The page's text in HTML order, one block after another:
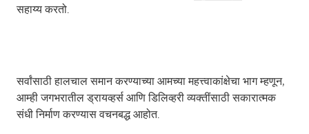
सहाय्य करतो.
सर्वांसाठी हालचाल समान करण्याच्या आमच्या महत्त्वाकांक्षेचा भाग म्हणून,
आम्ही जगभरातील ड्रायव्हर्स आणि डिलिव्हरी व्यक्तींसाठी सकारात्मक
संधी निर्माण करण्यास वचनबद्ध आहोत.